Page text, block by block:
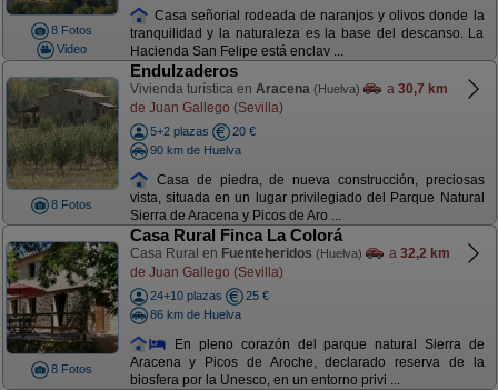
8 Fotos
Video
Casa señorial rodeada de naranjos y olivos donde la
tranquilidad y la naturaleza es la base del descanso. La
Hacienda San Felipe está enclav ...
8 Fotos
Endulzaderos
Vivienda turística en Aracena (Huelva) a 30,7 km
de Juan Gallego (Sevilla)
5+2 plazas
20 €
90 km de Huelva
Casa de piedra, de nueva construcción, preciosas
vista, situada en un lugar privilegiado del Parque Natural
Sierra de Aracena y Picos de Aro ...
8 Fotos
Casa Rural Finca La Colorá
Casa Rural en Fuenteheridos (Huelva) a 32,2 km
de Juan Gallego (Sevilla)
24+10 plazas
25 €
86 km de Huelva
En pleno corazón del parque natural Sierra de
Aracena y Picos de Aroche, declarado reserva de la
biosfera por la Unesco, en un entorno privi ...